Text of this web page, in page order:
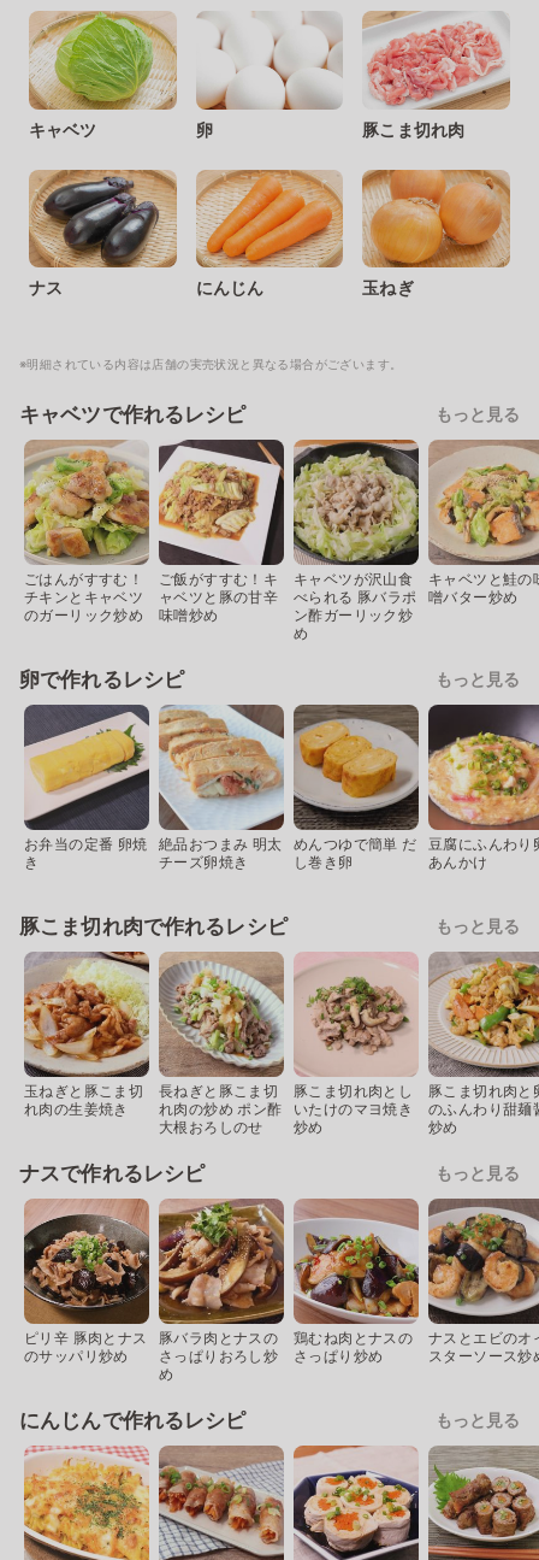
キャベツ 卵 豚こま切れ肉
ナス にんじん 玉ねぎ
※明細されている内容は店舗の実売状況と異なる場合がございます。
キャベツで作れるレシピ もっと見る
ごはんがすすむ！
チキンとキャベツ
のガーリック炒め
ご飯がすすむ！キ
ャベツと豚の甘辛
味噌炒め
キャベツが沢山食
べられる 豚バラポ
ン酢ガーリック炒
め
キャベツと鮭の
噌バター炒め
卵で作れるレシピ もっと見る
お弁当の定番 卵焼
き
絶品おつまみ 明太
チーズ卵焼き
めんつゆで簡単 だ
し巻き卵
豆腐にふんわり
あんかけ
豚こま切れ肉で作れるレシピ もっと見る
玉ねぎと豚こま切
れ肉の生姜焼き
長ねぎと豚こま切
れ肉の炒め ポン酢
大根おろしのせ
豚こま切れ肉とし
いたけのマヨ焼き
炒め
豚こま切れ肉と
のふんわり甜麺
炒め
ナスで作れるレシピ もっと見る
ピリ辛 豚肉とナス
のサッパリ炒め
豚バラ肉とナスの
さっぱりおろし炒
め
鶏むね肉とナスの
さっぱり炒め
ナスとエビのオ
スターソース炒
にんじんで作れるレシピ もっと見る